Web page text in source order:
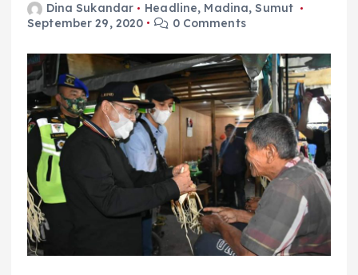
Dina Sukandar Headline, Madina,Sumut
September 29, 2020
0 Comments